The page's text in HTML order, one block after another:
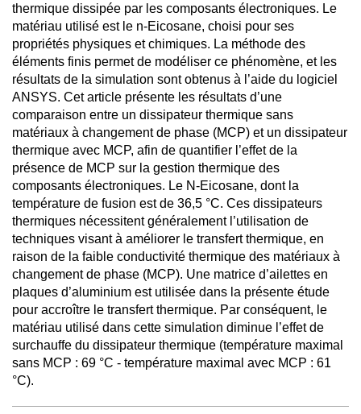
thermique dissipée par les composants électroniques. Le
matériau utilisé est le n-Eicosane, choisi pour ses
propriétés physiques et chimiques. La méthode des
éléments finis permet de modéliser ce phénomène, et les
résultats de la simulation sont obtenus à l’aide du logiciel
ANSYS. Cet article présente les résultats d’une
comparaison entre un dissipateur thermique sans
matériaux à changement de phase (MCP) et un dissipateur
thermique avec MCP, afin de quantifier l’effet de la
présence de MCP sur la gestion thermique des
composants électroniques. Le N-Eicosane, dont la
température de fusion est de 36,5 °C. Ces dissipateurs
thermiques nécessitent généralement l’utilisation de
techniques visant à améliorer le transfert thermique, en
raison de la faible conductivité thermique des matériaux à
changement de phase (MCP). Une matrice d’ailettes en
plaques d’aluminium est utilisée dans la présente étude
pour accroître le transfert thermique. Par conséquent, le
matériau utilisé dans cette simulation diminue l’effet de
surchauffe du dissipateur thermique (température maximal
sans MCP : 69 °C - température maximal avec MCP : 61
°C).